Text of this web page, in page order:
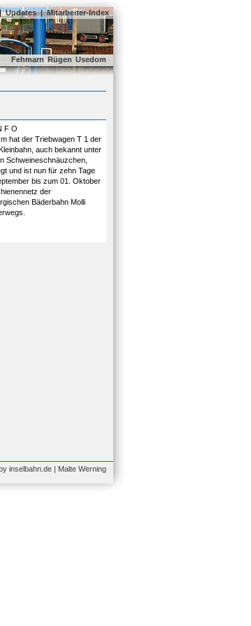
Updates | Mitarbeiter-Index
Fehmarn Rügen Usedom
F O
hat der Triebwagen T 1 der
auch bekannt unter
Schweineschnäuzchen,
und ist nun für zehn Tage
bis zum 01. Oktober
der
Bäderbahn Molli
inselbahn.de | Malte Werning